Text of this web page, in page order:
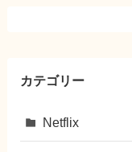
カテゴリー
Netflix